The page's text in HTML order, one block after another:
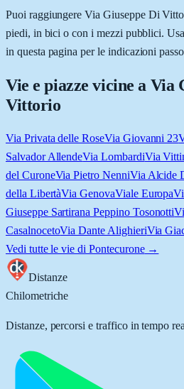
Puoi raggiungere Via Giuseppe Di
piedi, in bici o con i mezzi pubblici.
in questa pagina per le indicazioni
Vie e piazze vicine a Via
Vittorio
Via Privata delle RoseVia Giovanni 23
Salvador AllendeVia LombardiVia
del CuroneVia Pietro NenniVia Alcide
della LibertàVia GenovaViale Europa
Giuseppe Sartirana Peppino Tosonotti
CasalnocetoVia Dante AlighieriVia
Vedi tutte le vie di Pontecurone→
Distanze
Chilometriche
Distanze, percorsi e traffico in tempo